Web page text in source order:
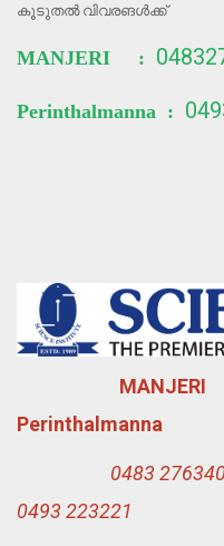
കൂടുതൽ വിവരങൾക്ക്
MANJERI :
Perinthalmanna :
Perinthalmanna
0493 223221